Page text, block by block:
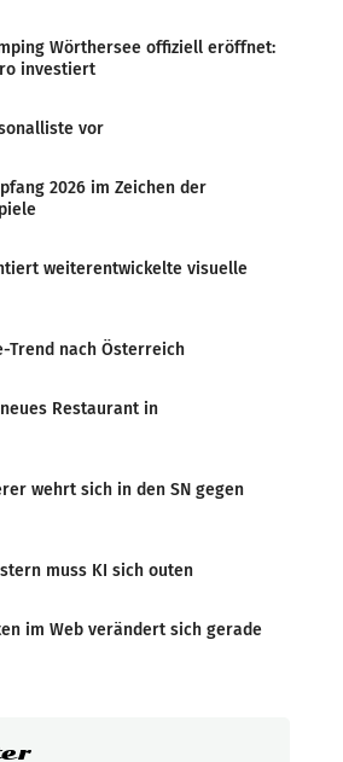
Wörthersee offiziell eröffnet:
investiert
vor
2026 im Zeichen der
weiterentwickelte visuelle
Trend nach Österreich
Restaurant in
wehrt sich in den SN gegen
muss KI sich outen
im Web verändert sich gerade